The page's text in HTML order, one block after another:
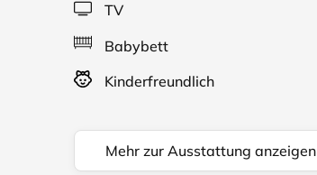
TV
Babybett
Kinderfreundlich
Mehr zur Ausstattung anzeigen